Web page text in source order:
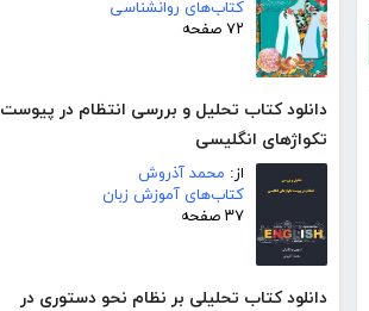
کتاب‌های روانشناسی
۷۲ صفحه
دانلود کتاب تحلیل و بررسی انتظام در پیوست
تکواژهای انگلیسی
از: محمد آذروش
کتاب‌های آموزش زبان
۳۷ صفحه
دانلود کتاب تحلیلی بر نظام نحو دستوری در